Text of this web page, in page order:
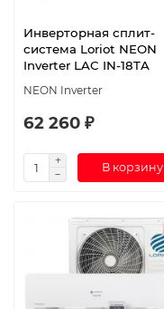
Инверторная сплит-
система Loriot NEON
Inverter LAC IN-18TA
NEON Inverter
62 260 ₽
В корзину